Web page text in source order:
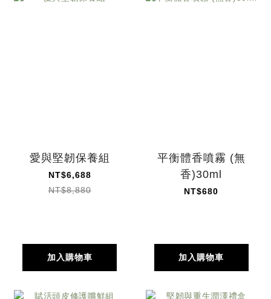
愛與堅韌保養組
NT$6,688
NT$8,880
加入購物車
平衡體香噴霧 (無
香)30ml
NT$680
加入購物車